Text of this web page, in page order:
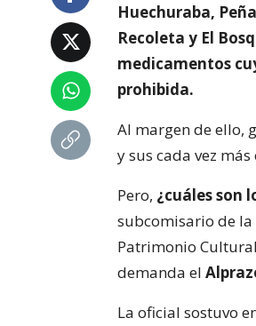
Huechuraba,
Recoleta y El
medicamentos
prohibida.
Al margen de ello,
y sus cada vez
Pero, ¿cuáles son
subcomisario de
Patrimonio
demanda el
La oficial sostuvo